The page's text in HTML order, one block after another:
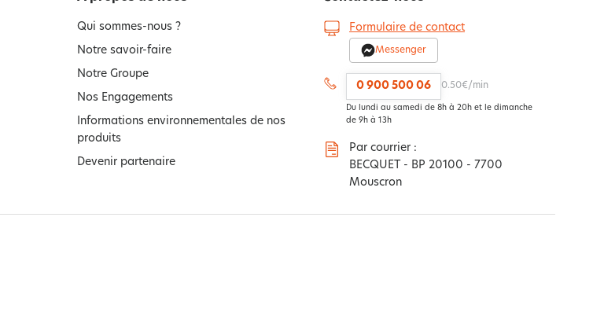
Qui sommes-nous ?
Notre savoir-faire
Notre Groupe
Nos Engagements
Informations environnementales de nos
produits
Devenir partenaire
Formulaire de contact
Messenger
0 900 500 06 0.50€/min
Du lundi au samedi de 8h à 20h et le dimanche
de 9h à 13h
Par courrier :
BECQUET - BP 20100 - 7700
Mouscron